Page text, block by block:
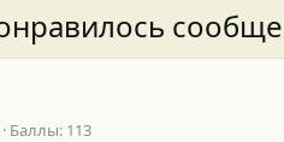
Баллы 113